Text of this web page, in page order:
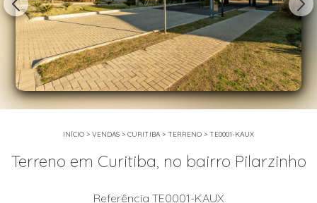
INÍCIO > VENDAS > CURITIBA > TERRENO > TE0001-KAUX
Terreno em Curitiba, no bairro Pilarzinho
Referência TE0001-KAUX